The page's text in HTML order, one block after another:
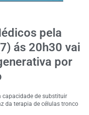
pela
ás 20h30 vai
por
capacidade de substituir
da terapia de células tronco